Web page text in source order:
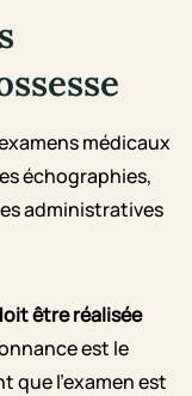
médicaux
échographies,
administratives
être réalisée
est le
l’examen est